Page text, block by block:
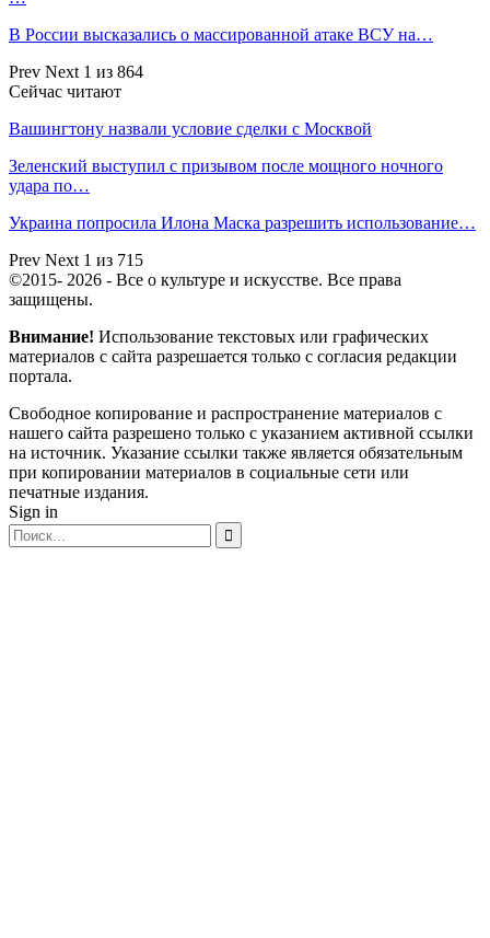
В России высказались о массированной атаке ВСУ на…
Prev Next 1 из 864
Сейчас читают
Вашингтону назвали условие сделки с Москвой
Зеленский выступил с призывом после мощного ночного
удара по…
Украина попросила Илона Маска разрешить использование…
Prev Next 1 из 715
©2015- 2026 - Все о культуре и искусстве. Все права
защищены.
Внимание! Использование текстовых или графических
материалов с сайта разрешается только c согласия редакции
портала.
Свободное копирование и распространение материалов с
нашего сайта разрешено только с указанием активной ссылки
на источник. Указание ссылки также является обязательным
при копировании материалов в социальные сети или
печатные издания.
Sign in